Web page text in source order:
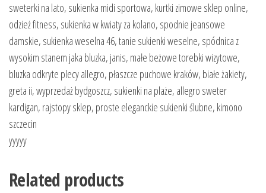
sweterki na lato, sukienka midi sportowa, kurtki zimowe sklep online,
odzież fitness, sukienka w kwiaty za kolano, spodnie jeansowe
damskie, sukienka weselna 46, tanie sukienki weselne, spódnica z
wysokim stanem jaka bluzka, janis, małe beżowe torebki wizytowe,
bluzka odkryte plecy allegro, płaszcze puchowe kraków, białe żakiety,
greta ii, wyprzedaż bydgoszcz, sukienki na plaże, allegro sweter
kardigan, rajstopy sklep, proste eleganckie sukienki ślubne, kimono
szczecin
yyyyy
Related products